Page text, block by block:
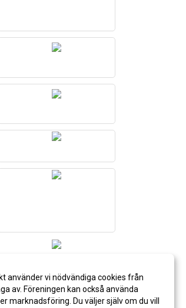
använder vi nödvändiga cookies från
av. Föreningen kan också använda
marknadsföring. Du väljer själv om du vill